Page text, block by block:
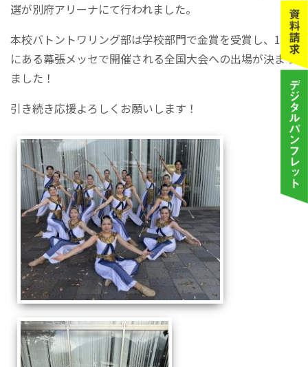
選が別府アリーナにて行われました。
本校バトントワリング部は学校部門で金賞を受賞し、12月
にある幕張メッセで開催される全国大会への出場が決まり
ました！
引き続き応援よろしくお願いします！